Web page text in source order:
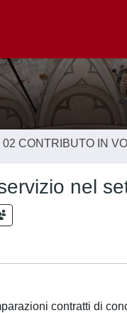
02 CONTRIBUTO IN
nel
contratti di